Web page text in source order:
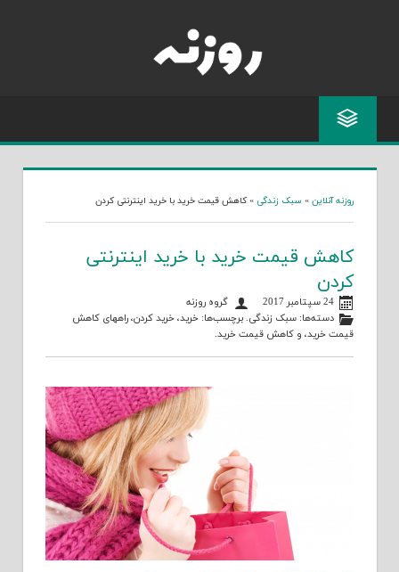
روزنه آنلاین » سبک زندگی » کاهش قیمت خرید با خرید اینترنتی کردن
کاهش قیمت خرید با خرید اینترنتی
کردن
24 سپتامبر 2017
گروه روزنه
دسته‌ها:سبک زندگی. برچسب‌ها:خرید،خرید کردن،راههای کاهش
قیمت خرید، و کاهش قیمت خرید.